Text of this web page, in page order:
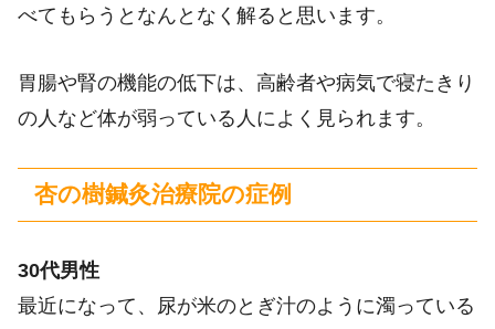
べてもらうとなんとなく解ると思います。
胃腸や腎の機能の低下は、高齢者や病気で寝たきり
の人など体が弱っている人によく見られます。
杏の樹鍼灸治療院の症例
30代男性
最近になって、尿が米のとぎ汁のように濁っている